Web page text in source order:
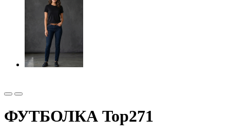
ФУТБОЛКА Top271